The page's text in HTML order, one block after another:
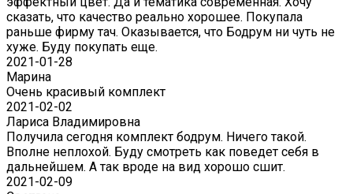
сказать, что качество реально хорошее. Покупала
раньше фирму тач. Оказывается, что Бодрум ни чуть не
хуже. Буду покупать еще.
2021-01-28
Марина
Очень красивый комплект
2021-02-02
Лариса Владимировна
Получила сегодня комплект бодрум. Ничего такой.
Вполне неплохой. Буду смотреть как поведет себя в
дальнейшем. А так вроде на вид хорошо сшит.
2021-02-09